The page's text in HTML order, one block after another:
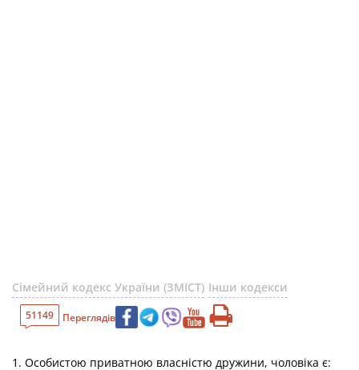
Сімейний кодекс України (ЗМІСТ) Інши кодекси
51149 Переглядів
1. Особистою приватною власністю дружини, чоловіка є: